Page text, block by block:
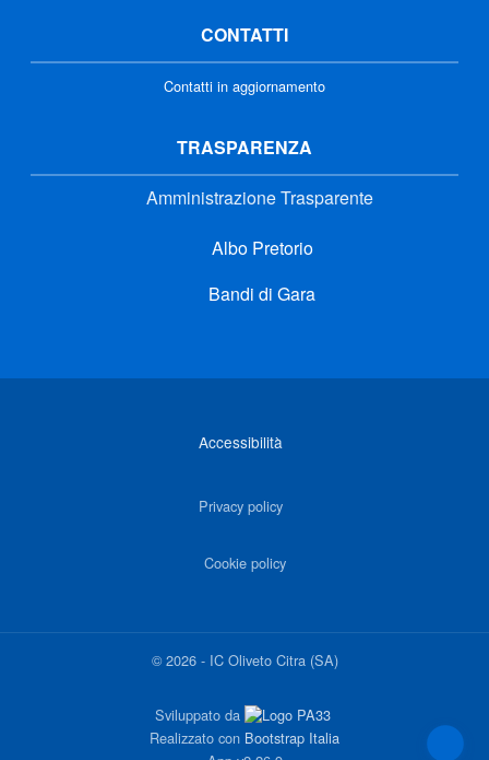
CONTATTI
Contatti in aggiornamento
TRASPARENZA
Amministrazione Trasparente
Albo Pretorio
Bandi di Gara
Accessibilità
Privacy policy
Cookie policy
©2026- IC Oliveto Citra (SA)
Sviluppato da
Realizzato con Bootstrap Italia